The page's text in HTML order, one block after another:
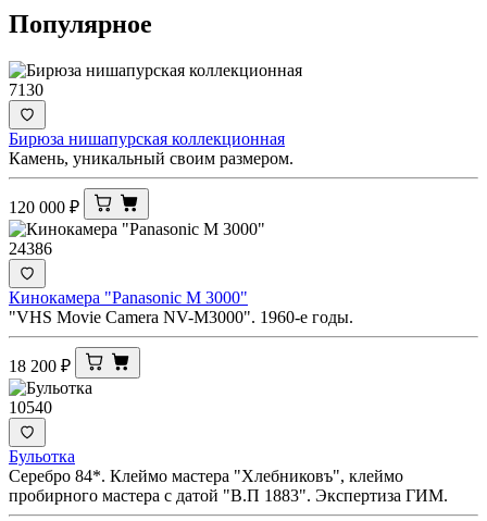
Популярное
7130
Бирюза нишапурская коллекционная
Камень, уникальный своим размером.
120 000 ₽
24386
Кинокамера "Panasonic M 3000"
"VHS Movie Camera NV-M3000". 1960-е годы.
18 200 ₽
10540
Бульотка
Серебро 84*. Клеймо мастера "Хлебниковъ", клеймо
пробирного мастера с датой "В.П 1883". Экспертиза ГИМ.